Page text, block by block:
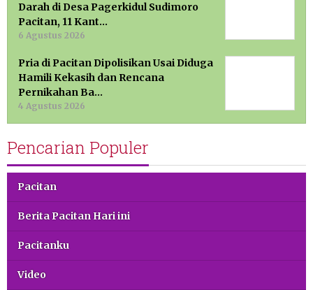
Darah di Desa Pagerkidul Sudimoro
Pacitan, 11 Kant…
6 Agustus 2026
Pria di Pacitan Dipolisikan Usai Diduga
Hamili Kekasih dan Rencana
Pernikahan Ba…
4 Agustus 2026
Pencarian Populer
Pacitan
Berita Pacitan Hari ini
Pacitanku
Video